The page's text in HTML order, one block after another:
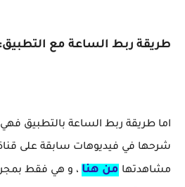
طريقة ربط الساعة مع التطبيق:
اما طريقة ربط الساعة بالتطبيق
شرحها في فيديوهات سابقة على
مشاهدتها من هنا ، و هي فقط